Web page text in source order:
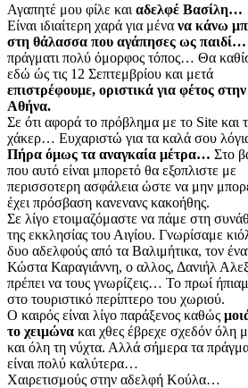
Αγαπητέ μου φίλε και αδελφέ Βασίλη…
Είναι ιδιαίτερη χαρά για μένα να κάνω
στη θάλασσα που αγάπησες ως παιδί…
πράγματι πολύ όμορφος τόπος… Θα
εδώ ώς τις 12 Σεπτεμβρίου και μετά
επιστρέφουμε, οριστικά για φέτος στην
Αθήνα.
Σε ότι αφορά το πρόβλημα με το Site και
χάκερ… Ευχαριστώ για τα καλά σου
Πήρα όμως τα αναγκαία μέτρα… Στο
που αυτό είναι μπορετό θα εξοπλιστε με
περισσοτερη ασφάλεια ώστε να μην
έχει πρόσβαση κανενανς κακοήθης.
Σε λίγο ετοιμαζόμαστε να πάμε στη
της εκκλησίας του Αιγίου. Γνωρίσαμε
δυο αδελφούς από τα Βαλιμήτικα, τον
Κώστα Καραγιάννη, ο αλλος, Δανιήλ
πρέπει να τους γνωρίζεις… Το πρωί
στο τουριστικό περίπτερο του χωριού.
Ο καιρός είναι λίγο παράξενος καθώς
το χειμώνα και χθες έβρεχε σχεδόν όλη
και όλη τη νύχτα. Αλλά σήμερα τα
είναι πολύ καλύτερα…
Χαιρετισμούς στην αδελφή Κούλα…